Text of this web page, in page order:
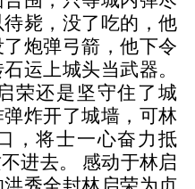
毙，没了吃的，他
炮弹弓箭，他下令
运上城头当武器。
荣还是坚守住了城
炸开了城墙，可林
，将士一心奋力抵
进去。
感动于林启